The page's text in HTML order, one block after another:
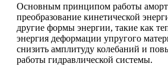
Основным принципом работы
преобразование кинетической
другие формы энергии, такие как
энергия деформации упругого
снизить амплитуду колебаний и
работы гидравлической системы.